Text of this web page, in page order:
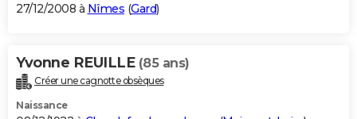
27/12/2008 à Nîmes (Gard)
Yvonne REUILLE (85 ans)
Créer une cagnotte obsèques
Naissance